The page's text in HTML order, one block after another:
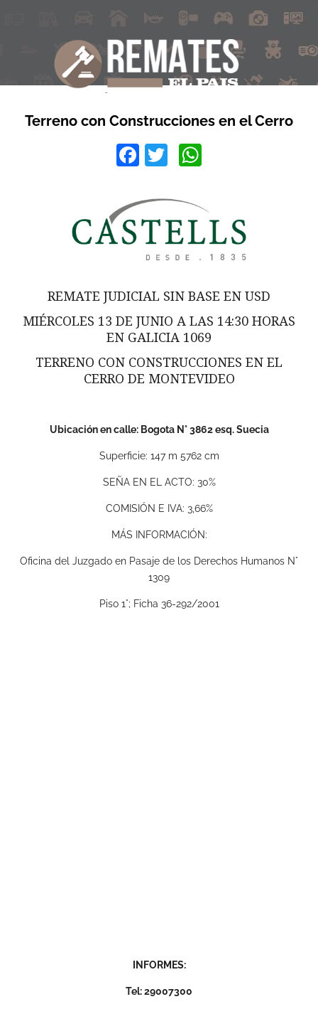
Terreno con Construcciones en el Cerro
Facebook
Twitter
REMATE JUDICIAL SIN BASE EN USD
MIÉRCOLES 13 DE JUNIO A LAS 14:30 HORAS
EN GALICIA 1069
TERRENO CON CONSTRUCCIONES EN EL
CERRO DE MONTEVIDEO
Ubicación en calle: Bogota N° 3862 esq. Suecia
Superficie: 147 m 5762 cm
SEÑA EN EL ACTO: 30%
COMISIÓN E IVA: 3,66%
MÁS INFORMACIÓN:
Oficina del Juzgado en Pasaje de los Derechos Humanos N°
1309
Piso 1°; Ficha 36-292/2001
INFORMES:
Tel: 29007300